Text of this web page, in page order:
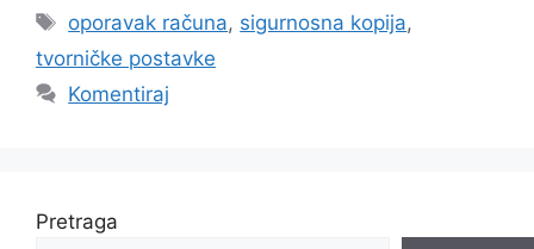
Oznake
oporavak računa, sigurnosna kopija,
tvorničke postavke
Komentiraj
Pretraga